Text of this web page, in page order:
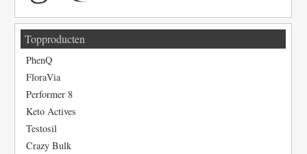
Topproducten
PhenQ
FloraVia
Performer 8
Keto Actives
Testosil
Crazy Bulk